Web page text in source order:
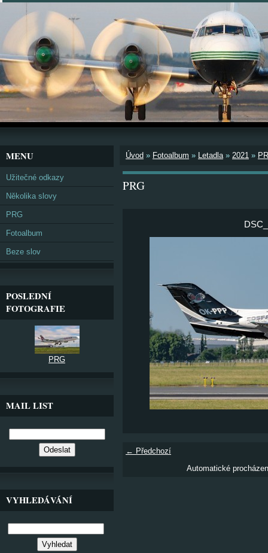
Úvod » Fotoalbum » Letadla» 2021 »
PRG
← Předchozí
Automatické
MENU
Užitečné odkazy
Několika slovy
PRG
Fotoalbum
Beze slov
POSLEDNÍ
FOTOGRAFIE
PRG
MAIL LIST
VYHLEDÁVÁNÍ